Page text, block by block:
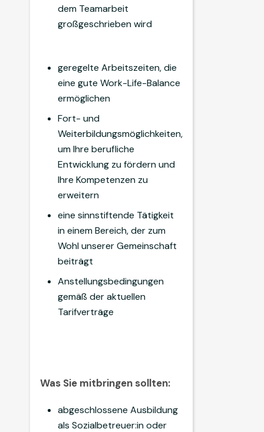
dem Teamarbeit
großgeschrieben wird
geregelte Arbeitszeiten, die
eine gute Work-Life-Balance
ermöglichen
Fort- und
Weiterbildungsmöglichkeiten,
um Ihre berufliche
Entwicklung zu fördern und
Ihre Kompetenzen zu
erweitern
eine sinnstiftende Tätigkeit
in einem Bereich, der zum
Wohl unserer Gemeinschaft
beiträgt
Anstellungsbedingungen
gemäß der aktuellen
Tarifverträge
Was Sie mitbringen sollten:
abgeschlossene Ausbildung
als Sozialbetreuer:in oder